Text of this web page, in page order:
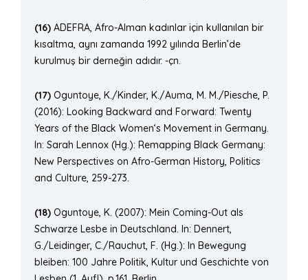
(16) ADEFRA, Afro-Alman kadınlar için kullanılan bir
kısaltma, aynı zamanda 1992 yılında Berlin’de
kurulmuş bir derneğin adıdır. -çn.
(17) Oguntoye, K./Kinder, K./Auma, M. M./Piesche, P.
(2016): Looking Backward and Forward: Twenty
Years of the Black Women‘s Movement in Germany.
In: Sarah Lennox (Hg.): Remapping Black Germany:
New Perspectives on Afro-German History, Politics
and Culture, 259-273.
(18) Oguntoye, K. (2007): Mein Coming-Out als
Schwarze Lesbe in Deutschland. In: Dennert,
G./Leidinger, C./Rauchut, F. (Hg.): In Bewegung
bleiben: 100 Jahre Politik, Kultur und Geschichte von